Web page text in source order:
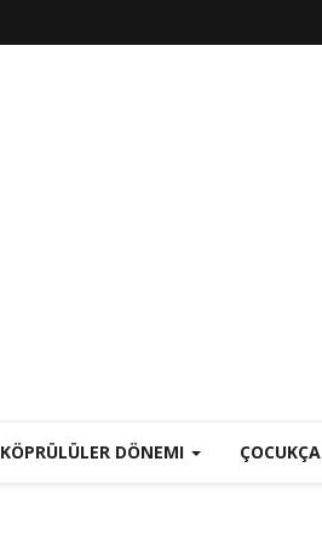
KÖPRÜLÜLER DÖNEMI ÇOCUKÇA